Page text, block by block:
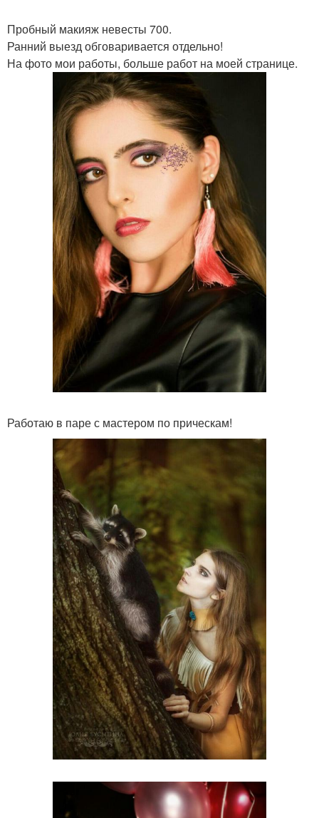
Пробный макияж невесты 700.
Ранний выезд обговаривается отдельно!
На фото мои работы, больше работ на моей странице.
Работаю в паре с мастером по прическам!